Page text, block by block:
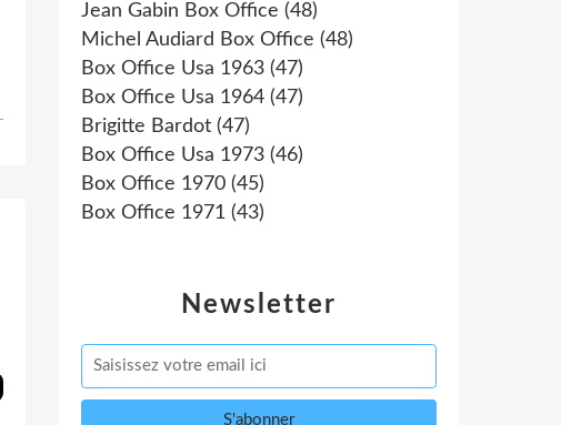
Newsletter
Jean Gabin Box Office (48)
Michel Audiard Box Office (48)
Box Office Usa 1963 (47)
Box Office Usa 1964 (47)
Brigitte Bardot (47)
Box Office Usa 1973 (46)
Box Office 1970 (45)
Box Office 1971 (43)